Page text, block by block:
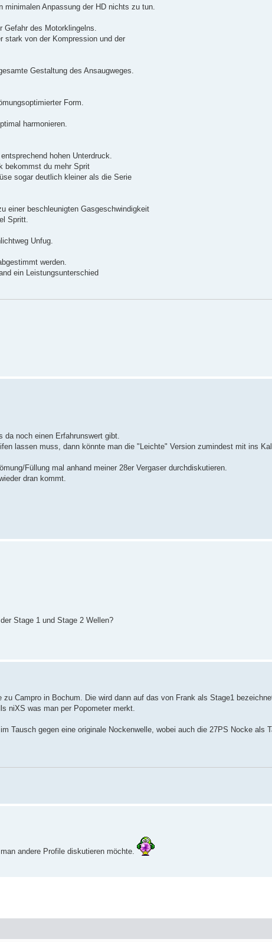
Anpassung der HD nichts zu tun.
des Motorklingelns.
stark von der Kompression und der
Gestaltung des Ansaugweges.
Form.
harmonieren.
hohen Unterdruck.
bekommst du mehr Sprit
sogar deutlich kleiner als die Serie
einer beschleunigten Gasgeschwindigkeit
Spritt.
Unfug.
werden.
ein Leistungsunterschied
noch einen Erfahrunswert gibt.
lassen muss, dann könnte man die "Leichte" Version zumindest mit ins
Füllung mal anhand meiner 28er Vergaser durchdiskutieren.
dran kommt.
Stage 1 und Stage 2 Wellen?
Campro in Bochum. Die wird dann auf das von Frank als Stage1
niXS was man per Popometer merkt.
Tausch gegen eine originale Nockenwelle, wobei auch die 27PS Nocke als
andere Profile diskutieren möchte.